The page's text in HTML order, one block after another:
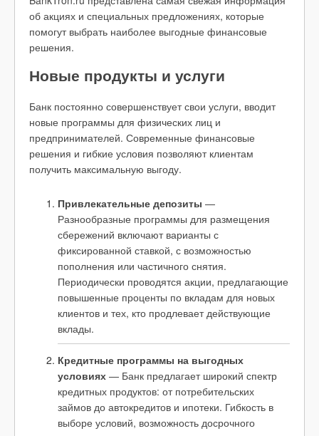
об акциях и специальных предложениях, которые
помогут выбрать наиболее выгодные финансовые
решения.
Новые продукты и услуги
Банк постоянно совершенствует свои услуги, вводит
новые программы для физических лиц и
предпринимателей. Современные финансовые
решения и гибкие условия позволяют клиентам
получить максимальную выгоду.
Привлекательные депозиты —
Разнообразные программы для размещения
сбережений включают варианты с
фиксированной ставкой, с возможностью
пополнения или частичного снятия.
Периодически проводятся акции, предлагающие
повышенные проценты по вкладам для новых
клиентов и тех, кто продлевает действующие
вклады.
Кредитные программы на выгодных
условиях — Банк предлагает широкий спектр
кредитных продуктов: от потребительских
займов до автокредитов и ипотеки. Гибкость в
выборе условий, возможность досрочного